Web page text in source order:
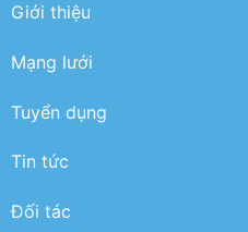
Giới thiệu
Mạng lưới
Tuyển dụng
Tin tức
Đối tác